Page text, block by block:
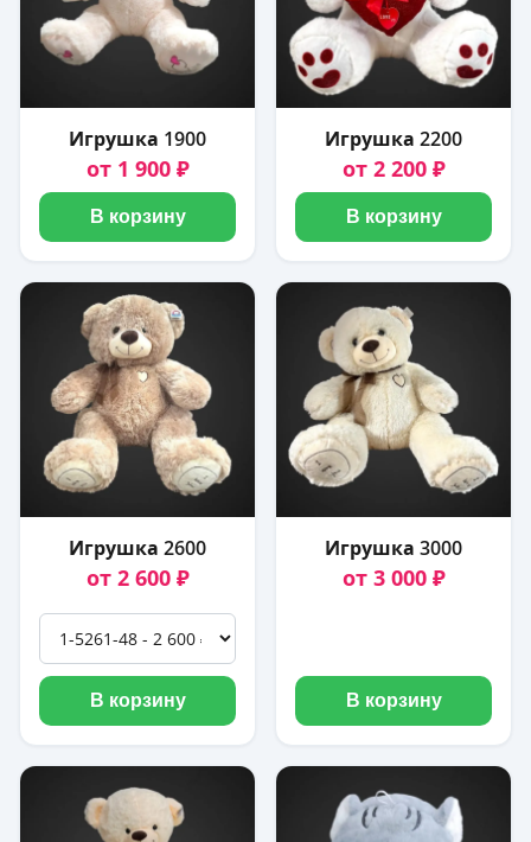
Игрушка 1900
от 1 900 ₽
В корзину
Игрушка 2200
от 2 200 ₽
В корзину
Игрушка 2600
от 2 600 ₽
В корзину
Игрушка 3000
от 3 000 ₽
В корзину